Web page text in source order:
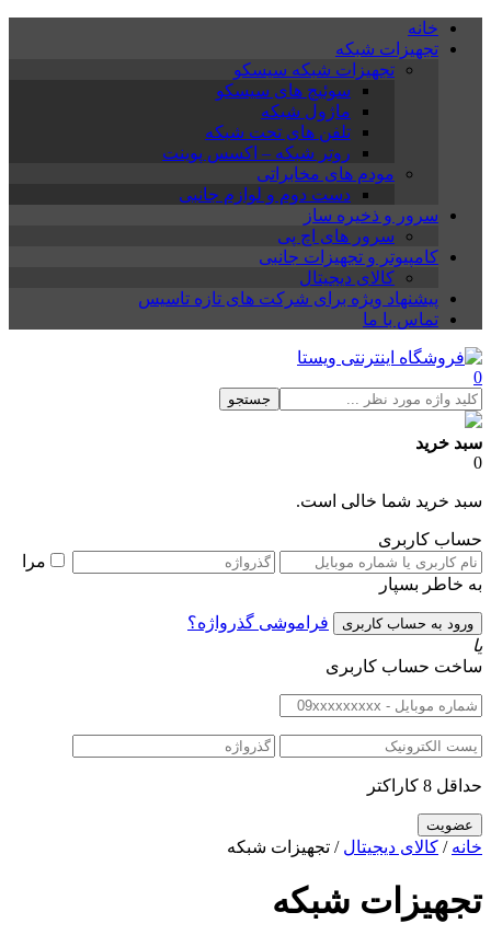
خانه
تجهیزات شبکه
تجهیزات شبکه سیسکو
سوئیچ های سیسکو
ماژول شبکه
تلفن های تحت شبکه
روتر شبکه – اکسس پوینت
مودم های مخابراتی
دست دوم و لوازم جانبی
سرور و ذخیره ساز
سرور های اچ پی
کامپیوتر و تجهیزات جانبی
کالای دیجیتال
پیشنهاد ویژه برای شرکت های تازه تاسیس
تماس با ما
0
جستجو
سبد خرید
0
سبد خرید شما خالی است.
حساب کاربری
مرا
به خاطر بسپار
فراموشی گذرواژه؟
یا
ساخت حساب کاربری
حداقل 8 کاراکتر
خانه / کالای دیجیتال / تجهیزات شبکه
تجهیزات شبکه